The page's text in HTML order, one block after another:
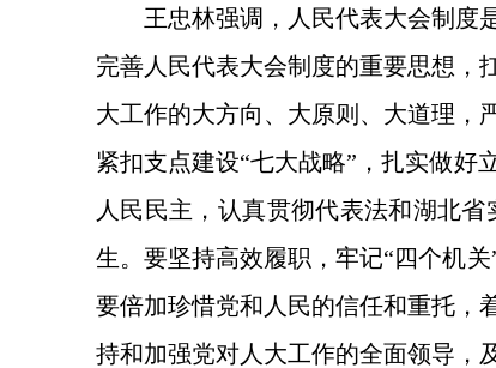
王忠林强调，人民代表大会制度
完善人民代表大会制度的重要思想，
大工作的大方向、大原则、大道理，
紧扣支点建设“七大战略”，扎实做
人民民主，认真贯彻代表法和湖北
生。要坚持高效履职，牢记“四个机
要倍加珍惜党和人民的信任和重托，
持和加强党对人大工作的全面领导，